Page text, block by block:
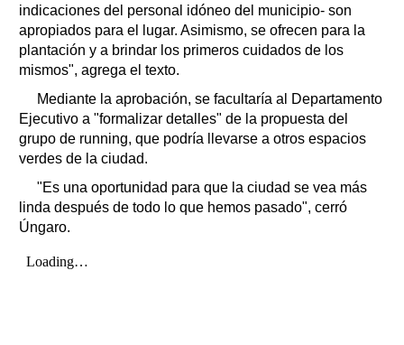
indicaciones del personal idóneo del municipio- son
apropiados para el lugar. Asimismo, se ofrecen para la
plantación y a brindar los primeros cuidados de los
mismos", agrega el texto.
Mediante la aprobación, se facultaría al Departamento
Ejecutivo a "formalizar detalles" de la propuesta del
grupo de running, que podría llevarse a otros espacios
verdes de la ciudad.
"Es una oportunidad para que la ciudad se vea más
linda después de todo lo que hemos pasado", cerró
Úngaro.